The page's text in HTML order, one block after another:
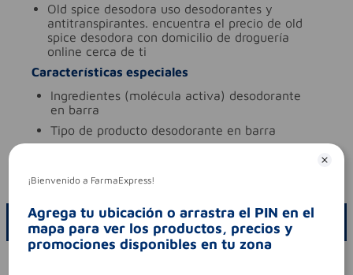
old spice desodora uso desodorantes y
antitranspirantes. encuentra el precio de old
spice desodora con domicilio de droguería
online cerca de ti
Características especiales
ingredientes (molécula activa) desodorante
en barra
tipo de producto desodorante en barra
codigo invima nsoc74160-16co
ESCRIBE UN COMENTARIO
¡Bienvenido a FarmaExpress!
Agrega tu ubicación o arrastra el PIN en el
mapa para ver los productos, precios y
promociones disponibles en tu zona